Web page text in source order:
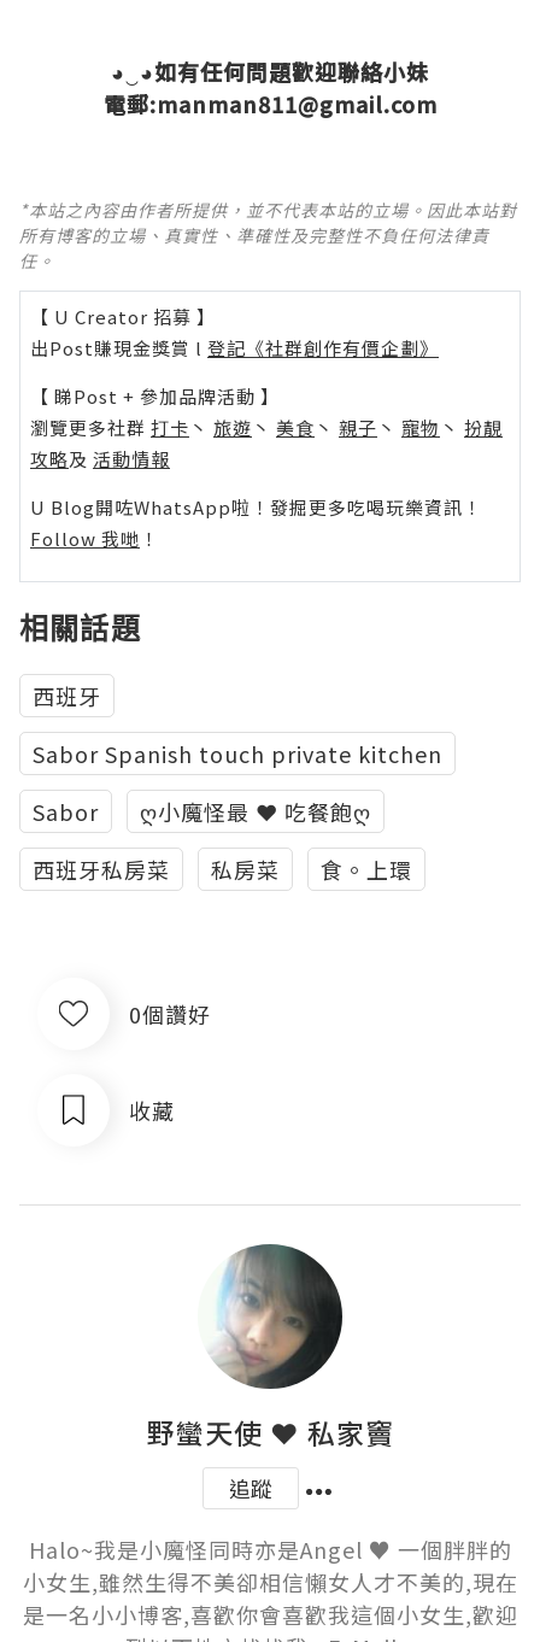
◕‿◕如有任何問題歡迎聯絡小妹
電郵:manman811@gmail.com
*本站之內容由作者所提供，並不代表本站的立場。因此本站對
所有博客的立場、真實性、準確性及完整性不負任何法律責
任。
【 U Creator 招募 】
出Post賺現金獎賞 l 登記《社群創作有價企劃》
【 睇Post + 參加品牌活動 】
瀏覽更多社群 打卡 丶 旅遊 丶 美食 丶 親子 丶 寵物 丶 扮靚
攻略及 活動情報
U Blog開咗WhatsApp啦！發掘更多吃喝玩樂資訊！
Follow 我哋 ！
相關話題
西班牙
Sabor Spanish touch private kitchen
Sabor
ღ小魔怪最 ❤ 吃餐飽ღ
西班牙私房菜
私房菜 食。上環
0個讚好
收藏
野蠻天使 ❤ 私家竇
追蹤
Halo~我是小魔怪同時亦是Angel ♥ 一個胖胖的
小女生,雖然生得不美卻相信懶女人才不美的,現在
是一名小小博客,喜歡你會喜歡我這個小女生,歡迎